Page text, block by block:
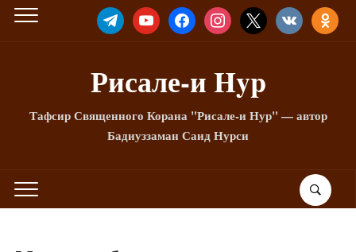
TELEGRAMYOUTUBEFACEBOOKINSTAGRAM
X VKONTAKTE
Рисале-и Hyp
Тафсир Священного Корана "Рисале-и Нур" — автор
Бадиуззаман Саид Нурси